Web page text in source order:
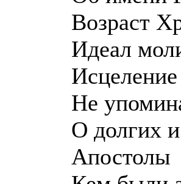
Возраст
Идеал
Исцеление
Не
О долгих
Апостолы